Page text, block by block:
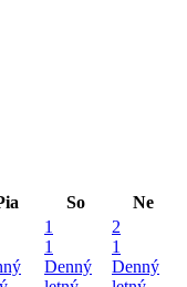
So
Ne
1
1
Denný
2
1
Denný